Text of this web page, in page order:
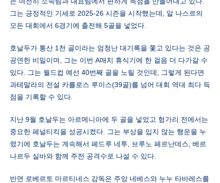
그는 긍정적인 기세로 2025-26 시즌을 시작했는데, 알 나스르의
모든 대회에서 6경기에 출전해 5골을 넣었다.
호날두가 통산 1천 골이라는 엄청난 대기록을 쫓고 있다는 것은 공
공연한 비밀이며, 그는 이번 A매치 휴식기에 한 걸음 더 다가갈 수
있다. 그는 월드컵 예선 40번째 골을 노릴 것인데, 그렇게 된다면
과테말라의 전설 카를로스 루이스(39골)를 넘어 대회 역대 최다 득
점을 기록할 수 있다.
지난 9월 호날두는 아르메니아에 두 골을 넣었고 헝가리 전에서는
중요한 페널티킥을 성공시켰다. 그는 부상을 입지 않는 행운을 누
렸기에 호날두는 계속해서 페드루 네투, 브루노 페르난데스, 베르
나르두 실바와 함께 주전 공격수로 나설 수 있다.
반면 로베르토 마르티네스 감독은 주앙 네베스와 누누 타바레스를